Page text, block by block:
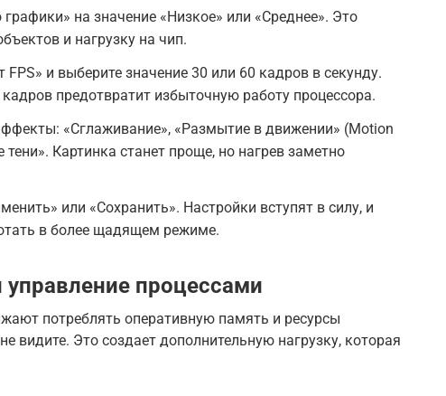
графики» на значение «Низкое» или «Среднее». Это
и нагрузку на чип.
FPS» и выберите значение 30 или 60 кадров в секунду.
предотвратит избыточную работу процессора.
«Сглаживание», «Размытие в движении» (Motion
Картинка станет проще, но нагрев заметно
или «Сохранить». Настройки вступят в силу, и
в более щадящем режиме.
процессами
потреблять оперативную память и ресурсы
видите. Это создает дополнительную нагрузку, которая